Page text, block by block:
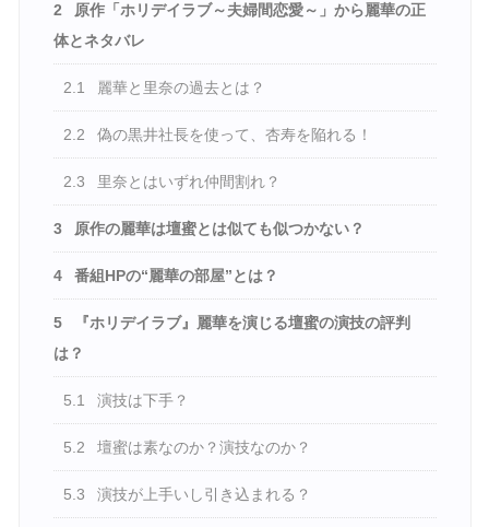
2
原作「ホリデイラブ～夫婦間恋愛～」から麗華の正
体とネタバレ
2.1 麗華と里奈の過去とは？
2.2 偽の黒井社長を使って、杏寿を陥れる！
2.3 里奈とはいずれ仲間割れ？
3 原作の麗華は壇蜜とは似ても似つかない？
4 番組HPの“麗華の部屋”とは？
5
『ホリデイラブ』麗華を演じる壇蜜の演技の評判
は？
5.1 演技は下手？
5.2 壇蜜は素なのか？演技なのか？
5.3 演技が上手いし引き込まれる？